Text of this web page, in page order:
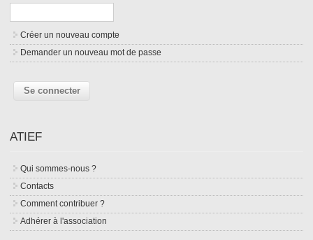
Créer un nouveau compte
Demander un nouveau mot de passe
ATIEF
Qui sommes-nous ?
Contacts
Comment contribuer ?
Adhérer à l'association